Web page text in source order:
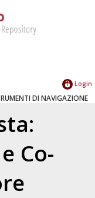
Login
DI NAVIGAZIONE
Co-